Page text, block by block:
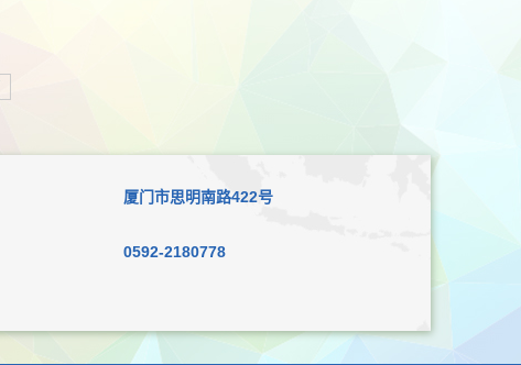
厦门市思明南路422号
0592-2180778